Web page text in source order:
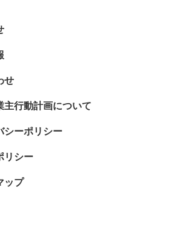
せ
主行動計画について
シーポリシー
リシー
ップ